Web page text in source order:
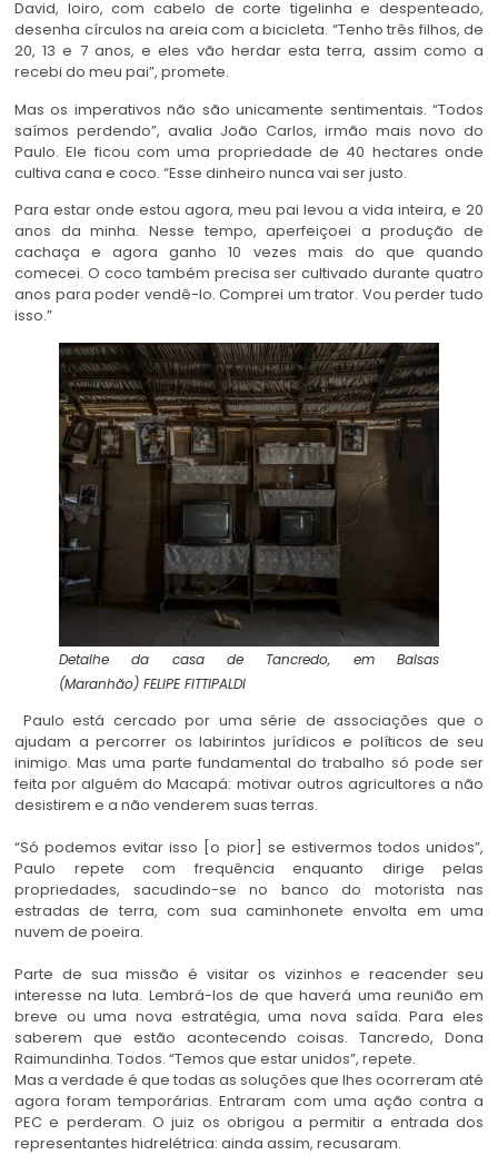
David, loiro, com cabelo de corte tigelinha e despenteado,
desenha círculos na areia com a bicicleta. “Tenho três filhos, de
20, 13 e 7 anos, e eles vão herdar esta terra, assim como a
recebi do meu pai”, promete.
Mas os imperativos não são unicamente sentimentais. “Todos
saímos perdendo”, avalia João Carlos, irmão mais novo do
Paulo. Ele ficou com uma propriedade de 40 hectares onde
cultiva cana e coco. “Esse dinheiro nunca vai ser justo.
Para estar onde estou agora, meu pai levou a vida inteira, e 20
anos da minha. Nesse tempo, aperfeiçoei a produção de
cachaça e agora ganho 10 vezes mais do que quando
comecei. O coco também precisa ser cultivado durante quatro
anos para poder vendê-lo. Comprei um trator. Vou perder tudo
isso.”
Detalhe da casa de Tancredo, em Balsas
(Maranhão) FELIPE FITTIPALDI
Paulo está cercado por uma série de associações que o
ajudam a percorrer os labirintos jurídicos e políticos de seu
inimigo. Mas uma parte fundamental do trabalho só pode ser
feita por alguém do Macapá: motivar outros agricultores a não
desistirem e a não venderem suas terras.
“Só podemos evitar isso [o pior] se estivermos todos unidos”,
Paulo repete com frequência enquanto dirige pelas
propriedades, sacudindo-se no banco do motorista nas
estradas de terra, com sua caminhonete envolta em uma
nuvem de poeira.
Parte de sua missão é visitar os vizinhos e reacender seu
interesse na luta. Lembrá-los de que haverá uma reunião em
breve ou uma nova estratégia, uma nova saída. Para eles
saberem que estão acontecendo coisas. Tancredo, Dona
Raimundinha. Todos. “Temos que estar unidos”, repete.
Mas a verdade é que todas as soluções que lhes ocorreram até
agora foram temporárias. Entraram com uma ação contra a
PEC e perderam. O juiz os obrigou a permitir a entrada dos
representantes hidrelétrica: ainda assim, recusaram.